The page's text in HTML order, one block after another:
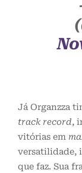
Já Organzza
track record,
vitórias em
versatilidade,
que faz. Sua